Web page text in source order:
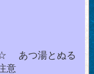
つ湯とぬる
意